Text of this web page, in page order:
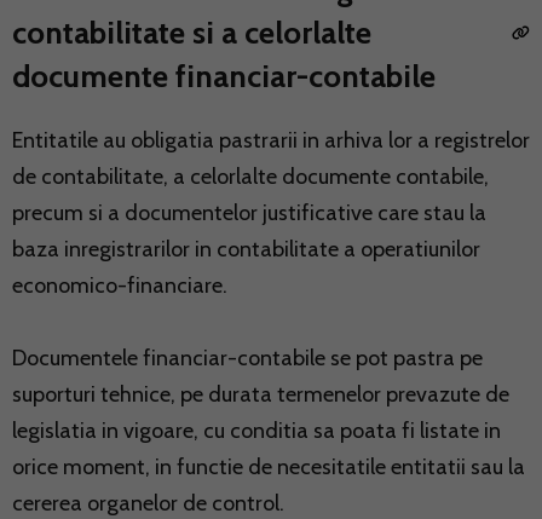
contabilitate si a celorlalte
documente financiar-contabile
Entitatile au obligatia pastrarii in arhiva lor a registrelor
de contabilitate, a celorlalte documente contabile,
precum si a documentelor justificative care stau la
baza inregistrarilor in contabilitate a operatiunilor
economico-financiare.
Documentele financiar-contabile se pot pastra pe
suporturi tehnice, pe durata termenelor prevazute de
legislatia in vigoare, cu conditia sa poata fi listate in
orice moment, in functie de necesitatile entitatii sau la
cererea organelor de control.